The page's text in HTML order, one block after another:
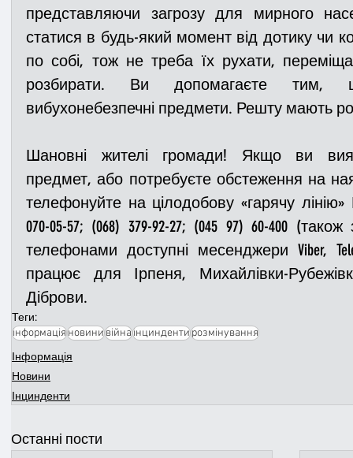
представляючи загрозу для мирного
статися в будь-який момент від дотику чи
по собі, тож не треба їх рухати,
розбирати. Ви допомагаєте тим,
вибухонебезпечні предмети. Решту мають
Шановні жителі громади! Якщо ви
предмет, або потребуєте обстеження на
телефонуйте на цілодобову «гарячу лінію»
070-05-57; (068) 379-92-27; (045 97) 60-400
телефонами доступні месенджери Viber,
працює для Ірпеня, Михайлівки-
Діброви.
Теги:
інформаціяновинивійнаінциндентирозмінування
Інформація
Новини
Інцинденти
Останні пости